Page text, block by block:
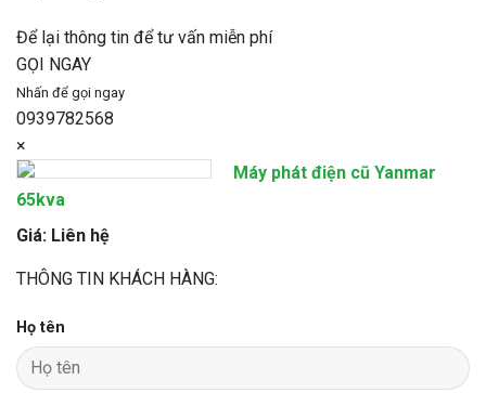
Để lại thông tin để tư vấn miễn phí
GỌI NGAY
Nhấn để gọi ngay
0939782568
×
Máy phát điện cũ Yanmar
65kva
Giá: Liên hệ
THÔNG TIN KHÁCH HÀNG:
Họ tên